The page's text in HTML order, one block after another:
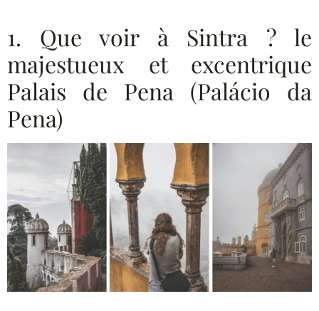
1. Que voir à Sintra ? le
majestueux et excentrique
Palais de Pena (Palácio da
Pena)